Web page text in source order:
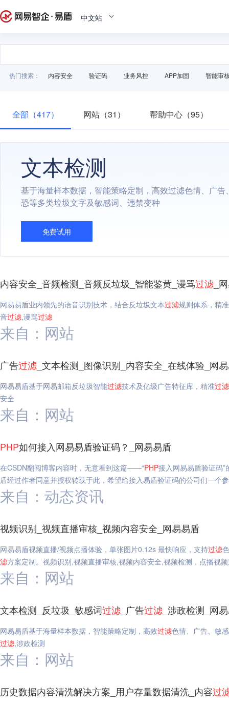
中文站
热门搜索： 内容安全 验证码 业务风控 APP加固 智能审
全部（417） 网站（31） 帮助中心（95）
文本检测
基于海量样本数据，智能策略定制，高效过滤色情、广告
恐等多类垃圾文字及敏感词、违禁变种
免费试用
内容安全_音频检测_音频反垃圾_智能鉴黄_谩骂过滤 _
网易易盾业内领先的语音识别技术，结合反垃圾文本过滤规则体系，精
音过滤,谩骂过滤
来自：网站
广告过滤 _文本检测_图像识别_内容安全_在线体验_网
网易易盾基于网易邮箱反垃圾智能过滤技术及亿级广告特征库，精准过滤
安全
来自：网站
PHP如何接入网易易盾验证码？_网易易盾
在CSDN翻阅博客内容时，无意看到这篇——“PHP接入网易易盾验证码
盾经过作者同意并授权转载于此，希望给接入易盾验证码的公司们一个
来自：动态资讯
视频识别_视频直播审核_视频内容安全_网易易盾
网易易盾视频直播/视频点播体验，单张图片0.12s 最快响应，支持过滤
滤方案定制。视频识别,视频直播审核,视频内容安全,视频检测，点播视
来自：网站
文本检测_反垃圾_敏感词过滤 _广告过滤 _涉政检测_网
网易易盾基于海量样本数据，智能策略定制，高效过滤色情、广告、敏
过滤,涉政检测
来自：网站
历史数据内容清洗解决方案_用户存量数据清洗_内容过